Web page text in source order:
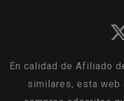
En calidad de Afiliado
similares, esta